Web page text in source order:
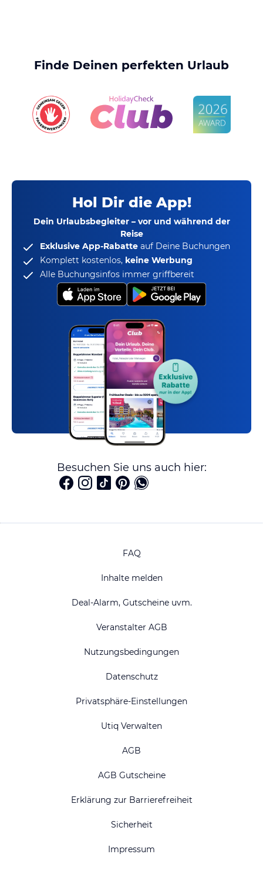
Finde Deinen perfekten Urlaub
Hol Dir die App!
Dein Urlaubsbegleiter – vor und während der
Reise
Exklusive App-Rabatte auf Deine Buchungen
Komplett kostenlos, keine Werbung
Alle Buchungsinfos immer griffbereit
Besuchen Sie uns auch hier:
FAQ
Inhalte melden
Deal-Alarm, Gutscheine uvm.
Veranstalter AGB
Nutzungsbedingungen
Datenschutz
Privatsphäre-Einstellungen
Utiq Verwalten
AGB
AGB Gutscheine
Erklärung zur Barrierefreiheit
Sicherheit
Impressum